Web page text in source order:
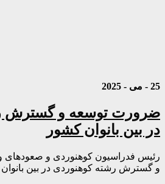
25 - می - 2025
ضرورت توسعه و گسترش
در بین بانوان کشور
رئیس فدراسیون کوهنوردی و
و گسترش رشته کوهنوردی در بین بانوان